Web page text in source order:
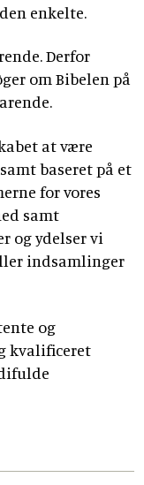
enkelte.
Derfor
om Bibelen på
at være
baseret på et
for vores
samt
og ydelser vi
indsamlinger
og
kvalificeret